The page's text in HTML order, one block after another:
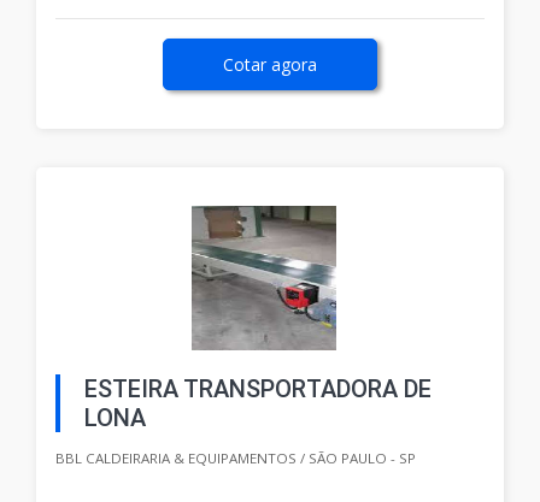
Cotar agora
ESTEIRA TRANSPORTADORA DE
LONA
BBL CALDEIRARIA & EQUIPAMENTOS / SÃO PAULO - SP